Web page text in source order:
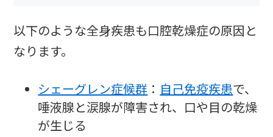
以下のような全身疾患も口腔乾燥症の原因と
なります。
シェーグレン症候群 ： 自己免疫疾患で、
唾液腺と涙腺が障害され、口や目の乾燥
が生じる